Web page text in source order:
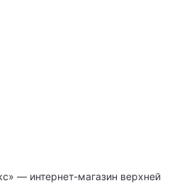
— интернет-магазин верхней